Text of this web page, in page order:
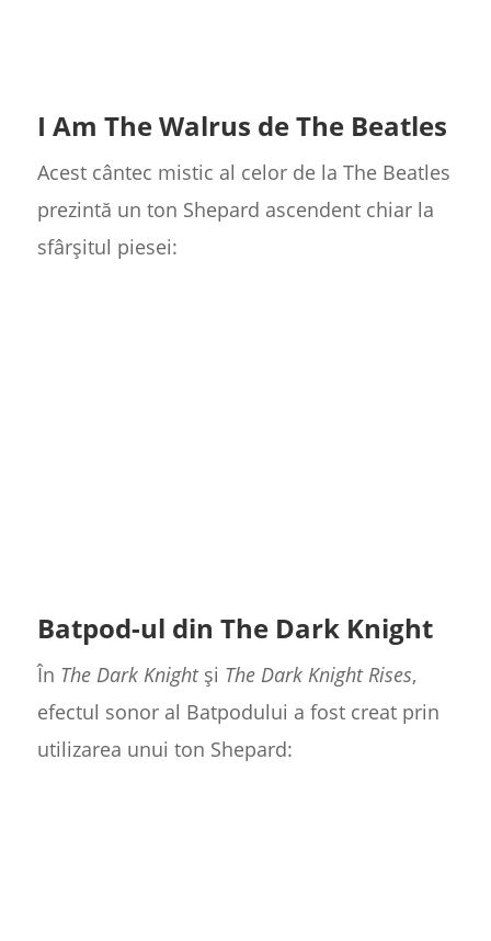
I Am The Walrus de The Beatles
Acest cântec mistic al celor de la The Beatles
prezintă un ton Shepard ascendent chiar la
sfârșitul piesei:
Batpod-ul din The Dark Knight
În The Dark Knightși The Dark Knight Rises,
efectul sonor al Batpodului a fost creat prin
utilizarea unui ton Shepard: